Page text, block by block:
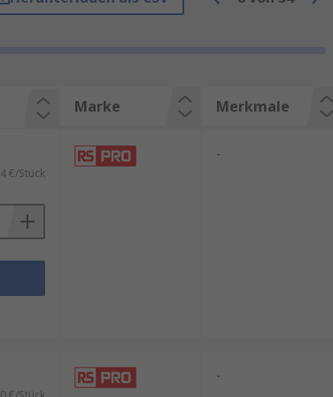
Marke Merkmale
€/Stück
-
-